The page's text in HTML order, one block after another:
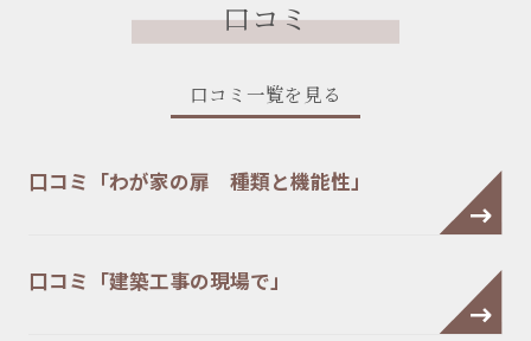
口コミ
口コミ一覧を見る
口コミ「わが家の扉 種類と機能性」
口コミ「建築工事の現場で」